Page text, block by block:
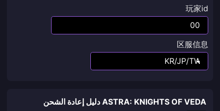
玩家id
区服信息
ASTRA: KNIGHTS OF VEDA دليل إعادة الشحن